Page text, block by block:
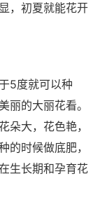
，初夏就能花开
5度就可以种
丽的大丽花看。
朵大，花色艳，
的时候做底肥，
生长期和孕育花